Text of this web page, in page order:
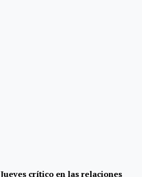
Jueves crítico en las relaciones